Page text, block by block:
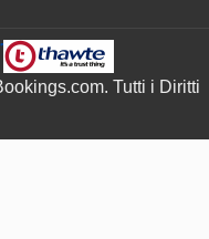
Tutti i Diritti